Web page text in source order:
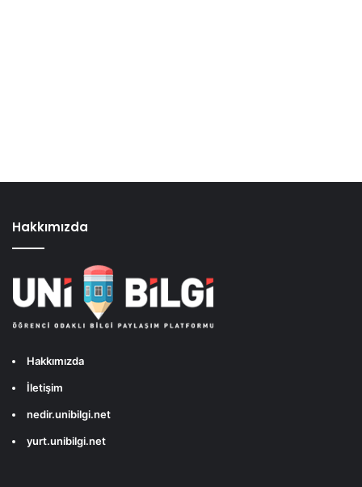
Hakkımızda
Hakkımızda
İletişim
nedir.unibilgi.net
yurt.unibilgi.net